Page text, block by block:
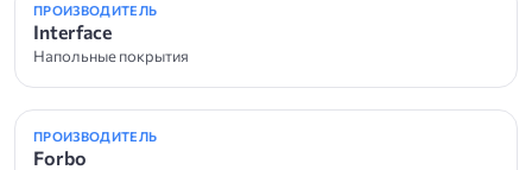
ПРОИЗВОДИТЕЛЬ
Interface
Напольные покрытия
ПРОИЗВОДИТЕЛЬ
Forbo